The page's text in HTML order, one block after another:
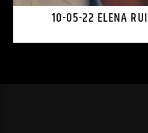
10-05-22 ELENA